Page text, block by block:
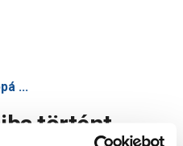
...
történt